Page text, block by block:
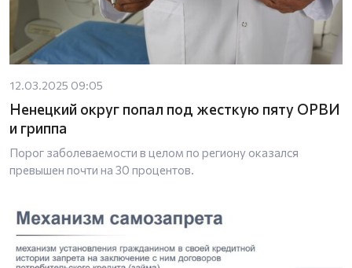
12.03.2025 09:05
Ненецкий округ попал под жесткую пяту ОРВИ
и гриппа
Порог заболеваемости в целом по региону оказался
превышен почти на 30 процентов.